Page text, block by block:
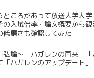
ところがあって放送大学大
の入試倍率・論文概要から
低廉さも確認してみた
弘論～「ハガレンの再来」
「ハガレンのアップデート」